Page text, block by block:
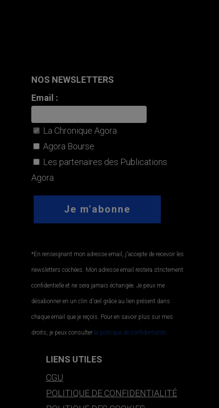
NOS NEWSLETTERS
Email :
La Chronique Agora
Agora Bourse
Les partenaires des Publications
Agora
*En renseignant mon adresse email, j'accepte de recevoir les
newsletters cochées. Mon adresse email restera strictement
confidentielle et ne sera jamais échangée. Je peux me
désabonner en un clin d'œil grâce au lien présent dans
chaque email que je reçois. Pour en savoir plus sur mes
droits, je peux consulter la politique de confidentialité..
LIENS UTILES
CGU
POLITIQUE DE CONFIDENTIALITÉ